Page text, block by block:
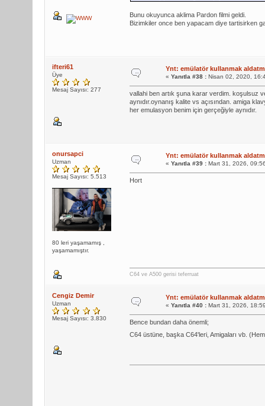
Bunu okuyunca aklima Pardon filmi geldi.
Bizimkiler once ben yapacam diye tartisirken
ifteri61
Üye
Mesaj Sayısı: 277
Ynt: emülatör kullanmak
« Yanıtla #38 :Nisan 02, 2020,
vallahi ben artık şuna karar verdim. koşulsuz
aynıdır.oynanış kalite vs açısından. amiga
her emulasyon benim için gerçeğiyle aynıdır.
onursapci
Uzman
Mesaj Sayısı: 5.513
80 leri yaşamamış ,
yaşamamıştır.
Ynt: emülatör kullanmak
« Yanıtla #39 :Mart 31, 2026,
Hort
C64 ve A500 gerisi teferruat
Cengiz Demir
Uzman
Mesaj Sayısı: 3.830
Ynt: emülatör kullanmak
« Yanıtla #40 :Mart 31, 2026,
Bence bundan daha önemli;
C64 üstüne, başka C64'leri, Amigaları vb.